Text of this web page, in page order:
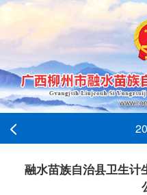
融水苗族自治县卫生计